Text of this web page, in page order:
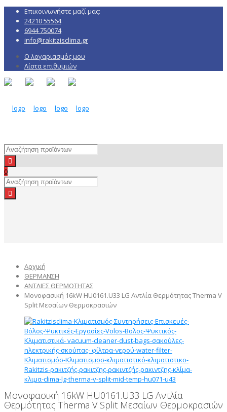
Επικοινωνήστε μαζί μας:
24210 55564
6944 750074
info@rakitzisclima.gr
Ο λογαριασμός μου
Λίστα επιθυμιών
0
Αρχική
ΘΕΡΜΑΝΣΗ
ΑΝΤΛΙΕΣ ΘΕΡΜΟΤΗΤΑΣ
Μονοφασική 16kW HU0161.U33 LG Αντλία Θερμότητας Therma V
Split Μεσαίων Θερμοκρασιών
Μονοφασική 16kW HU0161.U33 LG Αντλία
Θερμότητας Therma V Split Μεσαίων Θερμοκρασιών